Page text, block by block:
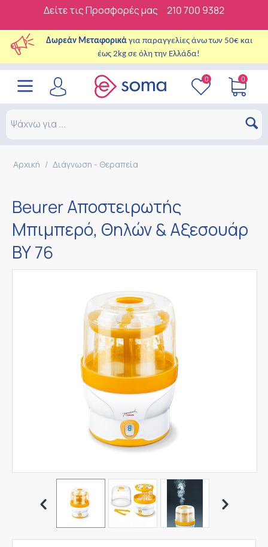
Δείτε τις Προσφορές μας 210 700 9382
Δωρεάν Μεταφορικά για παραγγελίες άνω των 50€ και
έως 2kg σε όλη την Ελλάδα!
0 0
Αρχική / Διάγνωση - Θεραπεία
Beurer Αποστειρωτής
Μπιμπερό, Θηλών & Αξεσουάρ
ΒΥ 76